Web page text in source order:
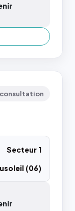
Secteur 1
(06)